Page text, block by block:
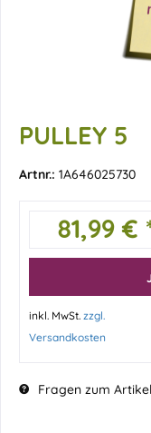
PULLEY 5
Artnr.: 1A646025730
81,99 €
inkl. MwSt. zzgl.
Versandkosten
Fragen zum